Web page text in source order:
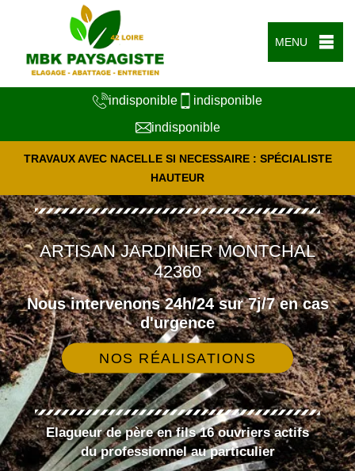
MENU
indisponible
indisponible
indisponible
TRAVAUX AVEC NACELLE SI NECESSAIRE : SPÉCIALISTE
HAUTEUR
ARTISAN JARDINIER MONTCHAL
42360
Nous intervenons 24h/24 sur 7j/7 en cas
d'urgence
NOS RÉALISATIONS
Elagueur de père en fils 16 ouvriers actifs
du professionnel au particulier